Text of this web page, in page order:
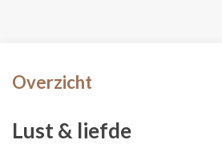
Overzicht
Lust & liefde